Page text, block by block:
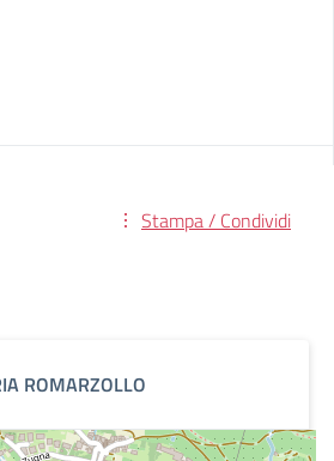
Stampa / Condividi
ROMARZOLLO